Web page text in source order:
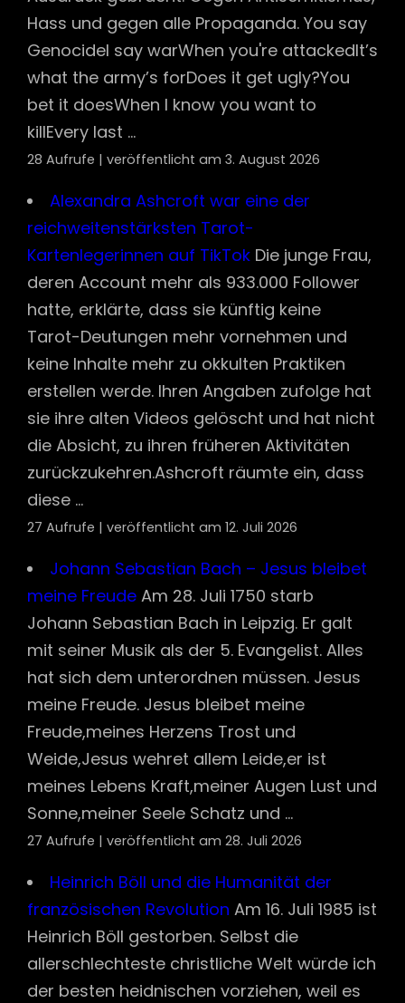
Hass und gegen alle Propaganda. You say
GenocideI say warWhen you're attackedIt’s
what the army’s forDoes it get ugly?You
bet it doesWhen I know you want to
killEvery last ...
28 Aufrufe | veröffentlicht am 3. August 2026
Alexandra Ashcroft war eine der
reichweitenstärksten Tarot-
Kartenlegerinnen auf TikTok Die junge Frau,
deren Account mehr als 933.000 Follower
hatte, erklärte, dass sie künftig keine
Tarot-Deutungen mehr vornehmen und
keine Inhalte mehr zu okkulten Praktiken
erstellen werde. Ihren Angaben zufolge hat
sie ihre alten Videos gelöscht und hat nicht
die Absicht, zu ihren früheren Aktivitäten
zurückzukehren.Ashcroft räumte ein, dass
diese ...
27 Aufrufe | veröffentlicht am 12. Juli 2026
Johann Sebastian Bach – Jesus bleibet
meine Freude Am 28. Juli 1750 starb
Johann Sebastian Bach in Leipzig. Er galt
mit seiner Musik als der 5. Evangelist. Alles
hat sich dem unterordnen müssen. Jesus
meine Freude. Jesus bleibet meine
Freude,meines Herzens Trost und
Weide,Jesus wehret allem Leide,er ist
meines Lebens Kraft,meiner Augen Lust und
Sonne,meiner Seele Schatz und ...
27 Aufrufe | veröffentlicht am 28. Juli 2026
Heinrich Böll und die Humanität der
französischen Revolution Am 16. Juli 1985 ist
Heinrich Böll gestorben. Selbst die
allerschlechteste christliche Welt würde ich
der besten heidnischen vorziehen, weil es